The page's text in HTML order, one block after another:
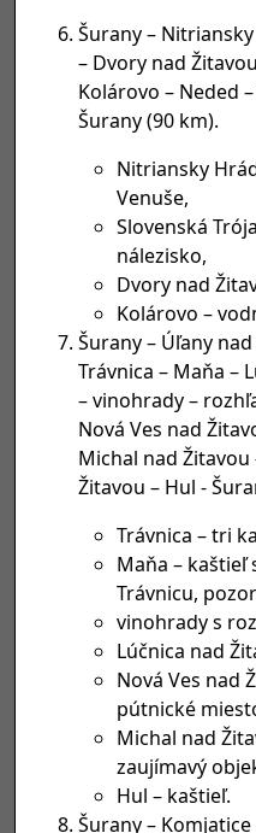
Šurany –
– Dvory nad
Kolárovo – Neded
Šurany (90 km).
Nitriansky
Venuše,
Slovenská
nálezisko,
Dvory nad
Kolárovo –
Šurany – Úľany
Trávnica – Maňa –
– vinohrady –
Nová Ves nad
Michal nad Žitavou
Žitavou – Hul -
Trávnica – tri
Maňa – kaštieľ
Trávnicu,
vinohrady s
Lúčnica nad
Nová Ves nad
pútnické
Michal nad
zaujímavý
Hul – kaštieľ.
Šurany –